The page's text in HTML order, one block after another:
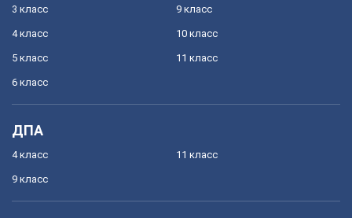
3 класс
4 класс
5 класс
6 класс
9 класс
10 класс
11 класс
ДПА
4 класс
9 класс
11 класс